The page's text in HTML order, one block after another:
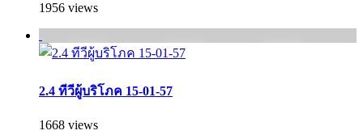
1956 views
2.4 ทีวีผู้บริโภค 15-01-57
1668 views